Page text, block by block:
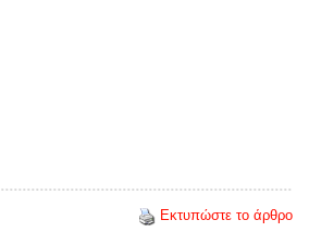
Εκτυπώστε το άρθρο